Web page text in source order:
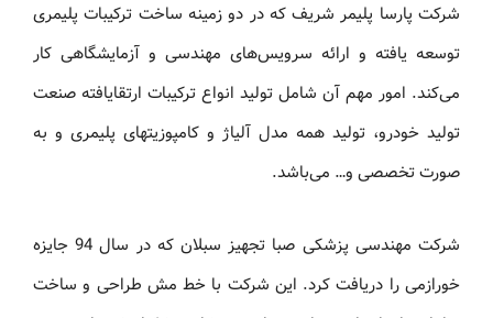
شرکت پارسا پلیمر شریف که در دو زمینه ساخت ترکیبات پلیمری
توسعه یافته و ارائه سرویس‌های مهندسی و آزمایشگاهی کار
می‌کند. امور مهم آن شامل تولید انواع ترکیبات ارتقایافته صنعت
تولید خودرو، تولید همه مدل آلیاژ و کامپوزیت­های پلیمری و به
صورت تخصصی و… می‌باشد.
شرکت مهندسی پزشکی صبا تجهیز سبلان که در سال 94 جایزه
خورازمی را دریافت کرد. این شرکت با خط مش طراحی و ساخت